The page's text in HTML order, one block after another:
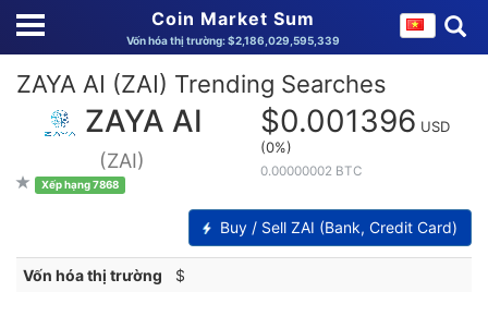
Coin Market Sum
Vốn hóa thị trường: $2,186,029,595,339
ZAYA AI (ZAI) Trending Searches
ZAYA AI
(ZAI)
Xếp hạng 7868
$0.001396 USD
(0%)
0.00000002 BTC
Buy / Sell ZAI (Bank, Credit Card)
Vốn hóa thị trường $